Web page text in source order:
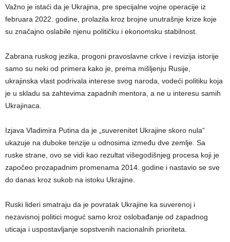
Važno je istaći da je Ukrajina, pre specijalne vojne operacije iz
februara 2022. godine, prolazila kroz brojne unutrašnje krize koje
su značajno oslabilе njenu političku i ekonomsku stabilnost.
Zabrana ruskog jezika, progoni pravoslavne crkve i revizija istorije
samo su neki od primera kako je, prema mišljenju Rusije,
ukrajinska vlast podrivala interese svog naroda, vodeći politiku koja
je u skladu sa zahtevima zapadnih mentora, a ne u interesu samih
Ukrajinaca.
Izjava Vladimira Putina da je „suverenitet Ukrajine skoro nula“
ukazuje na duboke tenzije u odnosima između dve zemlje. Sa
ruske strane, ovo se vidi kao rezultat višegodišnjeg procesa koji je
započeo prozapadnim promenama 2014. godine i nastavio se sve
do danas kroz sukob na istoku Ukrajine.
Ruski lideri smatraju da je povratak Ukrajine ka suverenoj i
nezavisnoj politici moguć samo kroz oslobađanje od zapadnog
uticaja i uspostavljanje sopstvenih nacionalnih prioriteta.